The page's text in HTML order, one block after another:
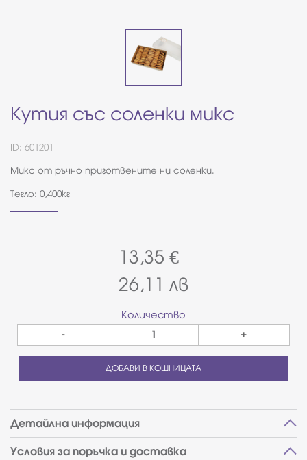
Кутия със соленки микс
ID: 601201
Микс от ръчно приготвените ни соленки.
Тегло: 0,400кг
13,35 €
26,11 лв
Количество
- +
ДОБАВИ В КОШНИЦАТА
Детайлна информация
Условия за поръчка и доставка